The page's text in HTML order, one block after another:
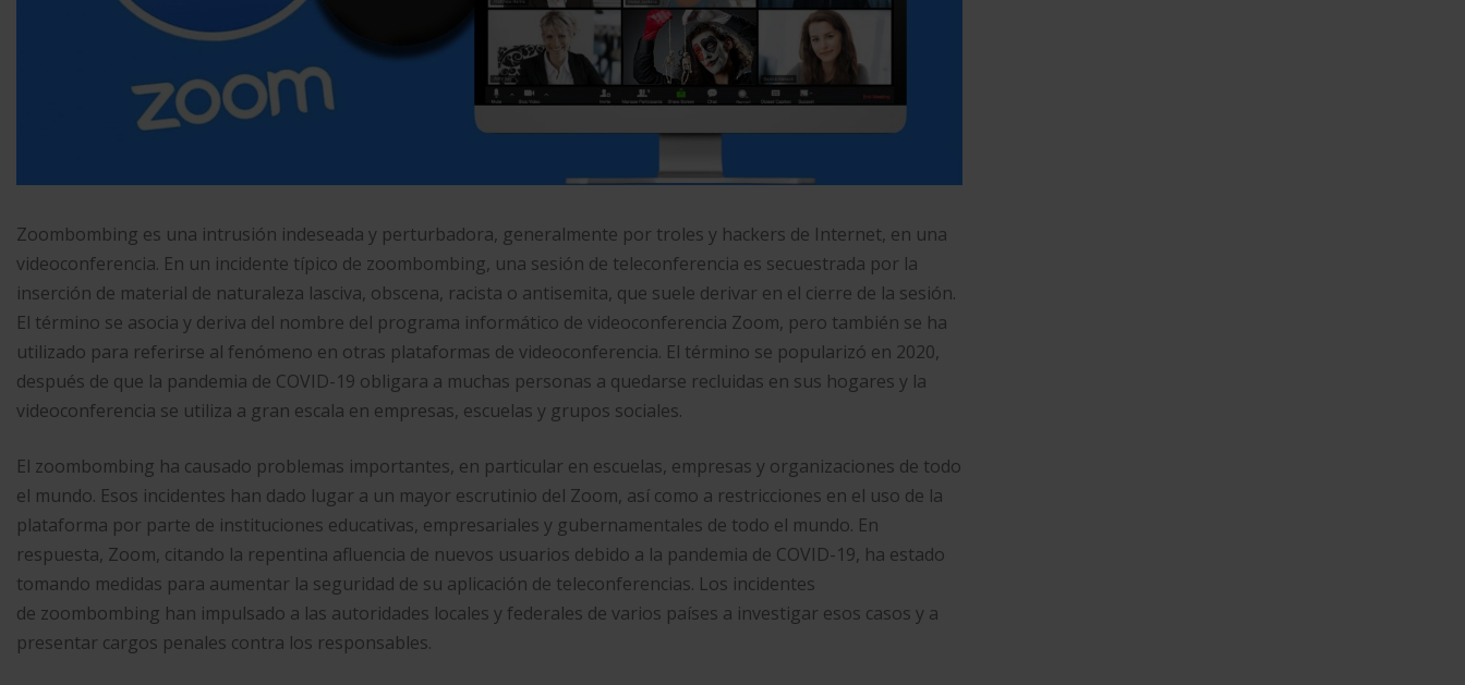
Zoombombing es una intrusión indeseada y perturbadora, generalmente por troles y hackers de Internet, en una
videoconferencia. En un incidente típico de zoombombing, una sesión de teleconferencia es secuestrada por la
inserción de material de naturaleza lasciva, obscena, racista o antisemita, que suele derivar en el cierre de la sesión.
El término se asocia y deriva del nombre del programa informático de videoconferencia Zoom, pero también se ha
utilizado para referirse al fenómeno en otras plataformas de videoconferencia. El término se popularizó en 2020,
después de que la pandemia de COVID-19 obligara a muchas personas a quedarse recluidas en sus hogares y la
videoconferencia se utiliza a gran escala en empresas, escuelas y grupos sociales.
El zoombombing ha causado problemas importantes, en particular en escuelas, empresas y organizaciones de todo
el mundo. Esos incidentes han dado lugar a un mayor escrutinio del Zoom, así como a restricciones en el uso de la
plataforma por parte de instituciones educativas, empresariales y gubernamentales de todo el mundo. En
respuesta, Zoom, citando la repentina afluencia de nuevos usuarios debido a la pandemia de COVID-19, ha estado
tomando medidas para aumentar la seguridad de su aplicación de teleconferencias. Los incidentes
de zoombombing han impulsado a las autoridades locales y federales de varios países a investigar esos casos y a
presentar cargos penales contra los responsables.